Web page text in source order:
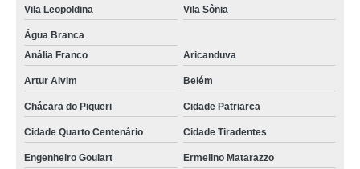
Vila Leopoldina Vila Sônia
Água Branca
Anália Franco
Aricanduva
Artur Alvim Belém
Chácara do Piqueri Cidade Patriarca
Cidade Quarto Centenário Cidade Tiradentes
Engenheiro Goulart Ermelino Matarazzo